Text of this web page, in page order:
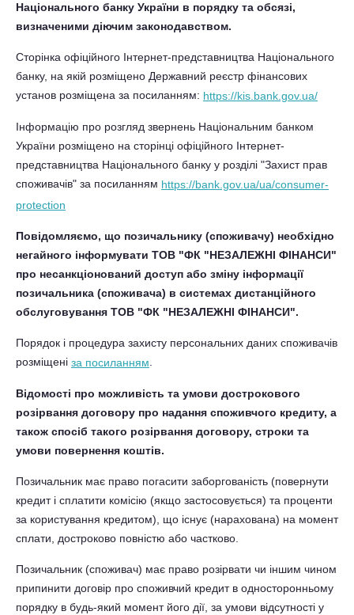
Національного банку України в порядку та обсязі,
визначеними діючим законодавством.
Сторінка офіційного Інтернет-представництва Національного
банку, на якій розміщено Державний реєстр фінансових
установ розміщена за посиланням: https://kis.bank.gov.ua/
Інформацію про розгляд звернень Національним банком
України розміщено на сторінці офіційного Інтернет-
представництва Національного банку у розділі "Захист прав
споживачів" за посиланням https://bank.gov.ua/ua/consumer-
protection
Повідомляємо, що позичальнику (споживачу) необхідно
негайного інформувати ТОВ "ФК "НЕЗАЛЕЖНІ ФІНАНСИ"
про несанкціонований доступ або зміну інформації
позичальника (споживача) в системах дистанційного
обслуговування ТОВ "ФК "НЕЗАЛЕЖНІ ФІНАНСИ".
Порядок і процедура захисту персональних даних споживачів
розміщені за посиланням
Відомості про можливість та умови дострокового
розірвання договору про надання споживчого кредиту, а
також спосіб такого розірвання договору, строки та
умови повернення коштів.
Позичальник має право погасити заборгованість (повернути
кредит і сплатити комісію (якщо застосовується) та проценти
за користування кредитом), що існує (нарахована) на момент
сплати, достроково повністю або частково.
Позичальник (споживач) має право розірвати чи іншим чином
припинити договір про споживчий кредит в односторонньому
порядку в будь-який момент його дії, за умови відсутності у